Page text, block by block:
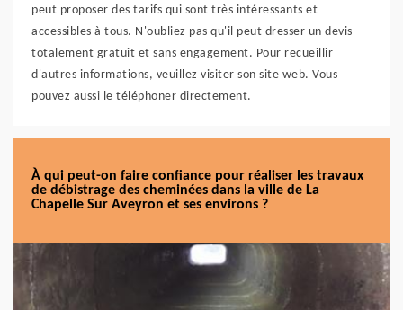
peut proposer des tarifs qui sont très intéressants et
accessibles à tous. N'oubliez pas qu'il peut dresser un devis
totalement gratuit et sans engagement. Pour recueillir
d'autres informations, veuillez visiter son site web. Vous
pouvez aussi le téléphoner directement.
À qui peut-on faire confiance pour réaliser les travaux
de débistrage des cheminées dans la ville de La
Chapelle Sur Aveyron et ses environs ?